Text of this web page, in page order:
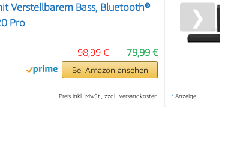
Verstellbarem Bass, Bluetooth®
Pro
79,99 €
98,99 €
Bei Amazon ansehen
Preis inkl. MwSt., zzgl. Versandkosten * Anzeige
❯